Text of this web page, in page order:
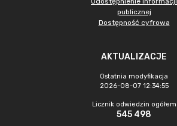
publicznej
Dostępność cyfrowa
AKTUALIZACJE
Ostatnia modyfikacja
2026-08-07 12:34:55
Licznik odwiedzin ogółem
545 498